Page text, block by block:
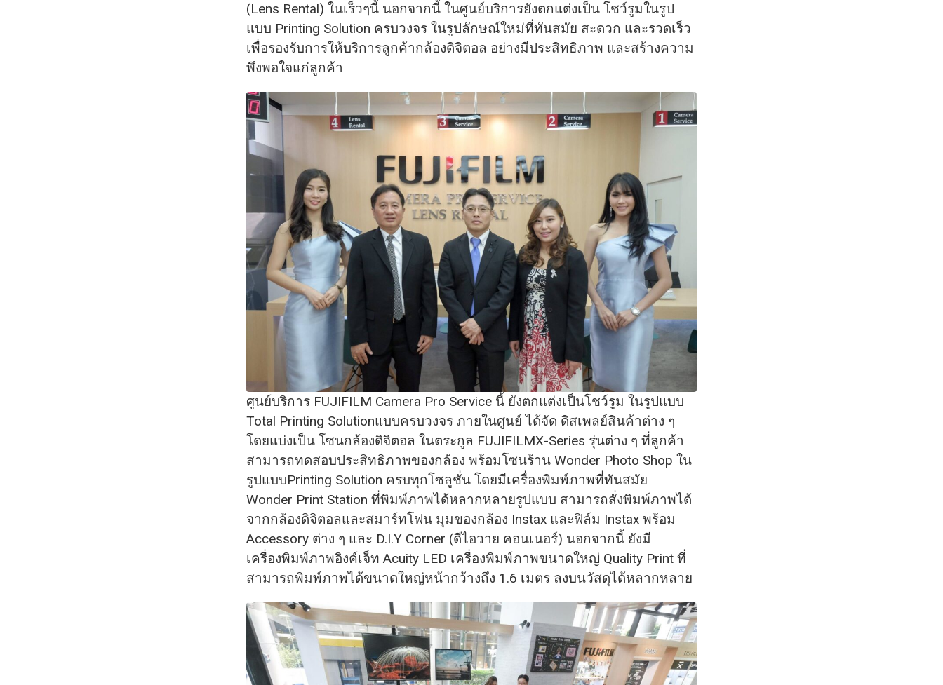
(Lens Rental) ในเร็วๆนี้ นอกจากนี้ ในศูนย์บริการยังตกแต่งเป็น โชว์รูมในรูป
แบบ Printing Solution ครบวงจร ในรูปลักษณ์ใหม่ที่ทันสมัย สะดวก และรวดเร็ว
เพื่อรองรับการให้บริการลูกค้ากล้องดิจิตอล อย่างมีประสิทธิภาพ และสร้างความ
พึงพอใจแก่ลูกค้า
ศูนย์บริการ FUJIFILM Camera Pro Service นี้ ยังตกแต่งเป็นโชว์รูม ในรูปแบบ
Total Printing Solutionแบบครบวงจร ภายในศูนย์ ได้จัด ดิสเพลย์สินค้าต่าง ๆ
โดยแบ่งเป็น โซนกล้องดิจิตอล ในตระกูล FUJIFILMX-Series รุ่นต่าง ๆ ที่ลูกค้า
สามารถทดสอบประสิทธิภาพของกล้อง พร้อมโซนร้าน Wonder Photo Shop ใน
รูปแบบPrinting Solution ครบทุกโซลูชั่น โดยมีเครื่องพิมพ์ภาพที่ทันสมัย
Wonder Print Station ที่พิมพ์ภาพได้หลากหลายรูปแบบ สามารถสั่งพิมพ์ภาพได้
จากกล้องดิจิตอลและสมาร์ทโฟน มุมของกล้อง Instax และฟิล์ม Instax พร้อม
Accessory ต่าง ๆ และ D.I.Y Corner (ดีไอวาย คอนเนอร์) นอกจากนี้ ยังมี
เครื่องพิมพ์ภาพอิงค์เจ็ท Acuity LED เครื่องพิมพ์ภาพขนาดใหญ่ Quality Print ที่
สามารถพิมพ์ภาพได้ขนาดใหญ่หน้ากว้างถึง 1.6 เมตร ลงบนวัสดุได้หลากหลาย